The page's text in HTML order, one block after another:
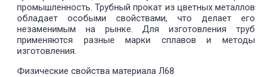
промышленность. Трубный прокат из цветных металлов
обладает особыми свойствами, что делает его
незаменимым на рынке. Для изготовления труб
применяются разные марки сплавов и методы
изготовления.
Физические свойства материала Л68